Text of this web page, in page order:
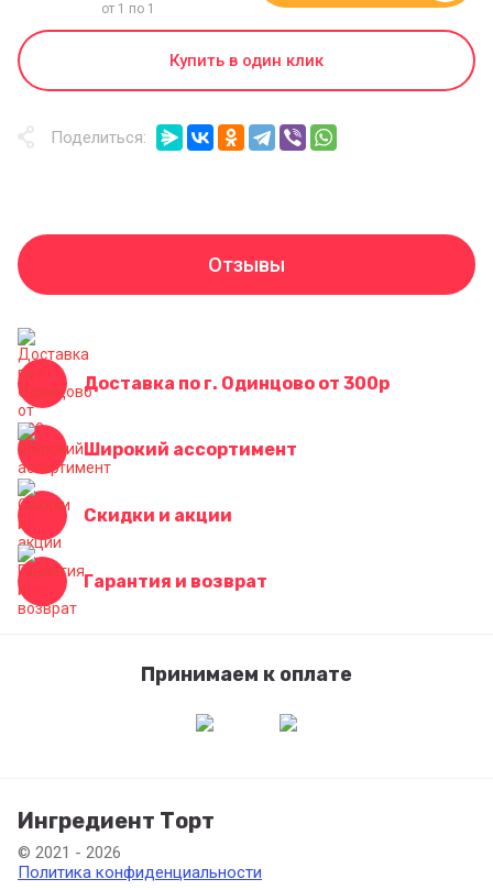
от 1 по 1
Купить в один клик
Поделиться:
Отзывы
Доставка по г. Одинцово от 300р
Широкий ассортимент
Скидки и акции
Гарантия и возврат
Принимаем к оплате
Ингредиент Торт
© 2021 - 2026
Политика конфиденциальности